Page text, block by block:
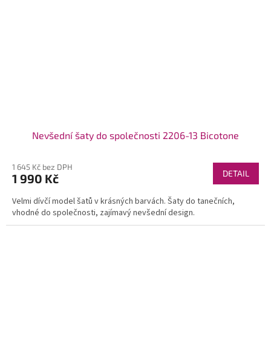
Nevšední šaty do společnosti 2206-13 Bicotone
1 645 Kč bez DPH
1 990 Kč DETAIL
Velmi dívčí model šatů v krásných barvách. Šaty do tanečních,
vhodné do společnosti, zajímavý nevšední design.